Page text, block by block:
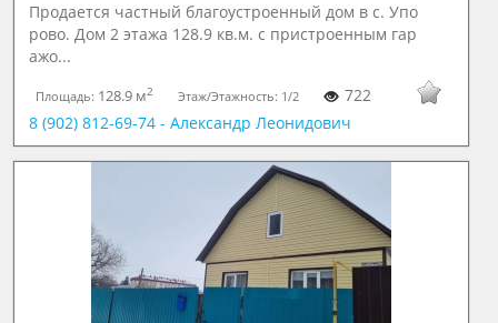
Продается частный благоустроенный дом в с. Упо
рово. Дом 2 этажа 128.9 кв.м. с пристроенным гар
ажо...
Площадь: 128.9 м2 Этаж/Этажность: 1/2
722
8 (902) 812-69-74 - Александр Леонидович